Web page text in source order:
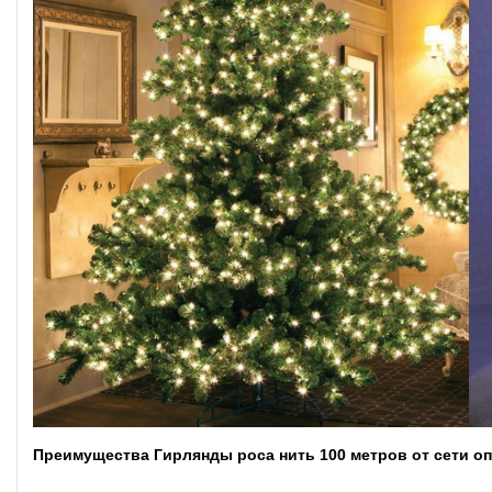
Преимущества Гирлянды роса нить 100 метров от сети